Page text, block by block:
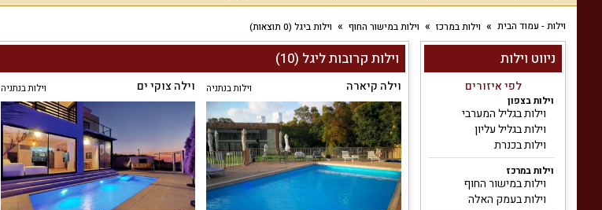
וילות - עמוד הבית וילות במרכז וילות במישור החוף וילות ביגל (0 תוצאות)
ניווט וילות
לפי איזורים
וילות בצפון
וילות בגליל המערבי
וילות בגליל עליון
וילות בכנרת
וילות במרכז
וילות במישור החוף
וילות בעמק האלה
וילות קרובות ליגל (10)
וילה קיארה וילות בנתניה וילה צוקי ים וילות בנתניה